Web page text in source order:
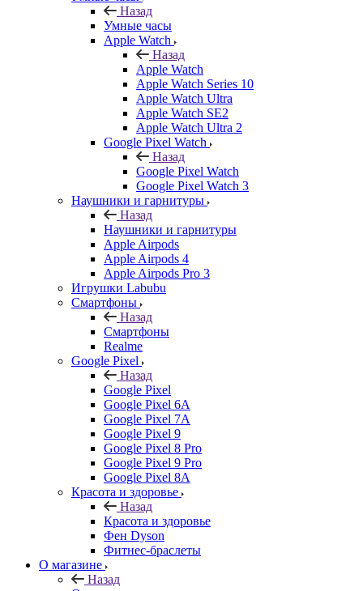
Назад
Умные часы
Apple Watch
Назад
Apple Watch
Apple Watch Series 10
Apple Watch Ultra
Apple Watch SE2
Apple Watch Ultra 2
Google Pixel Watch
Назад
Google Pixel Watch
Google Pixel Watch 3
Наушники и гарнитуры
Назад
Наушники и гарнитуры
Apple Airpods
Apple Airpods 4
Apple Airpods Pro 3
Игрушки Labubu
Смартфоны
Назад
Смартфоны
Realme
Google Pixel
Назад
Google Pixel
Google Pixel 6A
Google Pixel 7А
Google Pixel 9
Google Pixel 8 Pro
Google Pixel 9 Pro
Google Pixel 8A
Красота и здоровье
Назад
Красота и здоровье
Фен Dyson
Фитнес-браслеты
О магазине
Назад